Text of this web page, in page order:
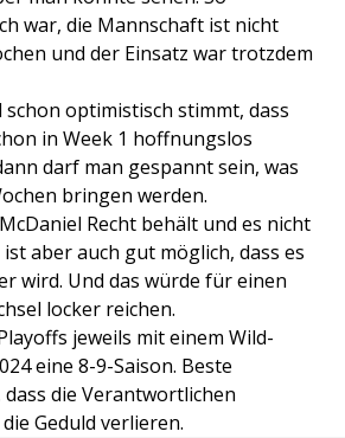
war, die Mannschaft ist nicht
und der Einsatz war trotzdem
schon optimistisch stimmt, dass
in Week 1 hoffnungslos
darf man gespannt sein, was
bringen werden.
Recht behält und es nicht
aber auch gut möglich, dass es
wird. Und das würde für einen
locker reichen.
jeweils mit einem Wild-
eine 8-9-Saison. Beste
die Verantwortlichen
Geduld verlieren.